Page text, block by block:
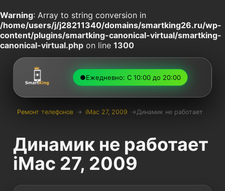
Warning: Array to string conversion in
/home/users/j/j28211340/domains/smartking26.ru/wp-
content/plugins/smartking-canonical-virtual/smartking-
canonical-virtual.php on line 1300
●Ежедневно: С 10:00 до 20:00
Ремонт телефонов → iMac 27, 2009 → Динамик не работает
Динамик не работает
iMac 27, 2009